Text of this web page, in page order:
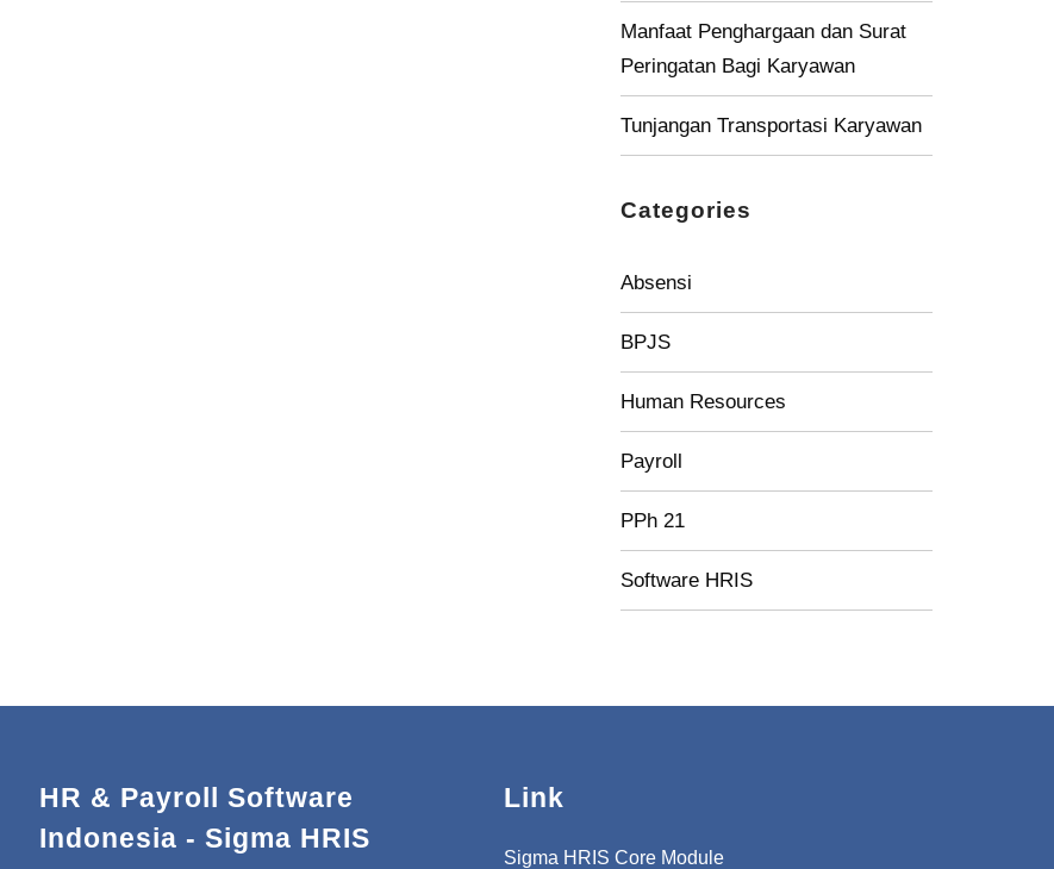
Manfaat Penghargaan dan Surat
Peringatan Bagi Karyawan
Tunjangan Transportasi Karyawan
Categories
Absensi
BPJS
Human Resources
Payroll
PPh 21
Software HRIS
HR & Payroll Software
Indonesia - Sigma HRIS
Link
Sigma HRIS Core Module